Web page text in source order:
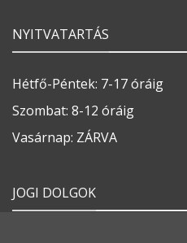
NYITVATARTÁS
Hétfő-Péntek: 7-17 óráig
Szombat: 8-12 óráig
Vasárnap: ZÁRVA
JOGI DOLGOK